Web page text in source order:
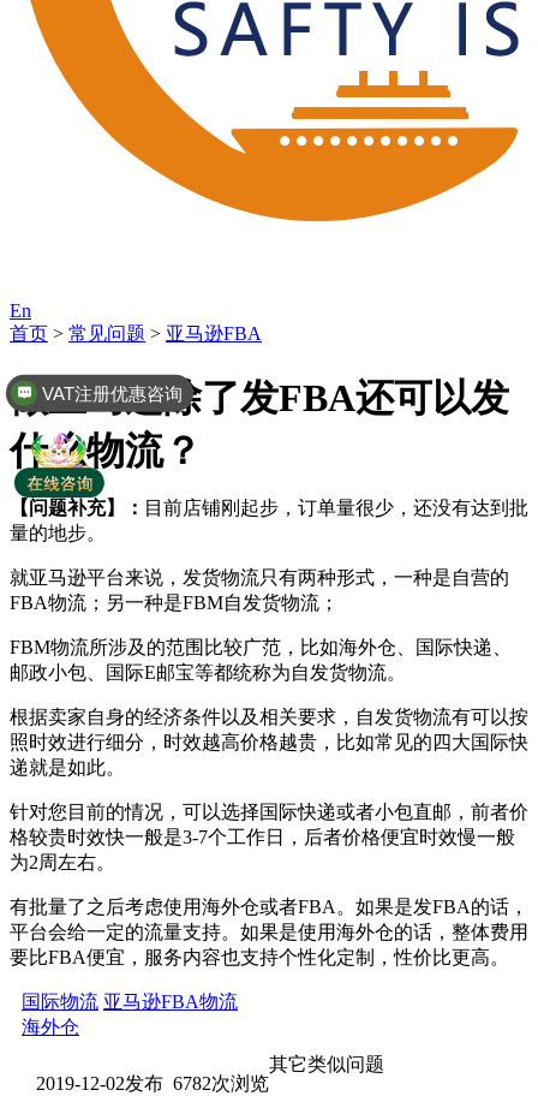
En
首页 > 常见问题 > 亚马逊FBA
做亚马逊除了发FBA还可以发
什么物流？
【问题补充】： 目前店铺刚起步，订单量很少，还没有达到批
量的地步。
就亚马逊平台来说，发货物流只有两种形式，一种是自营的
FBA物流；另一种是FBM自发货物流；
FBM物流所涉及的范围比较广范，比如海外仓、国际快递、
邮政小包、国际E邮宝等都统称为自发货物流。
根据卖家自身的经济条件以及相关要求，自发货物流有可以按
照时效进行细分，时效越高价格越贵，比如常见的四大国际快
递就是如此。
针对您目前的情况，可以选择国际快递或者小包直邮，前者价
格较贵时效快一般是3-7个工作日，后者价格便宜时效慢一般
为2周左右。
有批量了之后考虑使用海外仓或者FBA。如果是发FBA的话，
平台会给一定的流量支持。如果是使用海外仓的话，整体费用
要比FBA便宜，服务内容也支持个性化定制，性价比更高。
国际物流 亚马逊FBA物流
海外仓
2019-12-02发布 6782次浏览
其它类似问题
VAT注册优惠咨询